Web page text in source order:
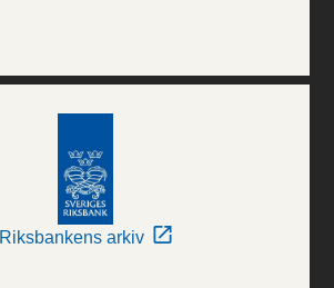
Riksbankens arkiv